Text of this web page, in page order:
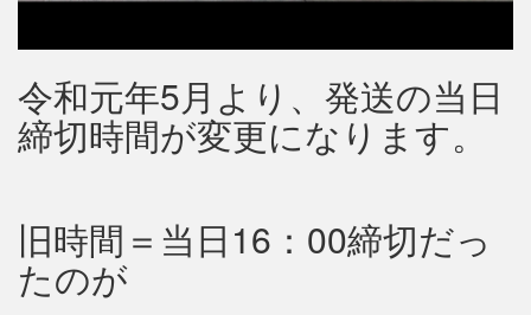
令和元年5月より、発送の当日
締切時間が変更になります。
旧時間＝当日16：00締切だっ
たのが